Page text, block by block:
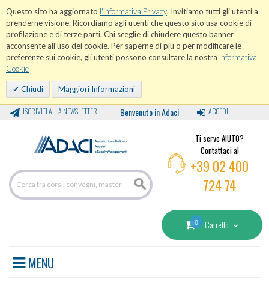
Questo sito ha aggiornato l'informativa Privacy. Invitiamo tutti gli utenti a
prenderne visione. Ricordiamo agli utenti che questo sito usa cookie di
profilazione e di terze parti. Chi sceglie di chiudere questo banner
acconsente all'uso dei cookie. Per saperne di più o per modificare le
preferenze sui cookie, gli utenti possono consultare la nostra Informativa
Cookie
Chiudi Maggiori Informazioni
ISCRIVITI ALLA NEWSLETTER Benvenuto in Adaci ACCEDI
Ti serve AIUTO?
Contattaci al
+39 02 400
724 74
0 Carrello
MENU